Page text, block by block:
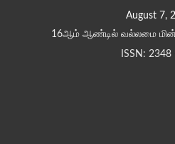
August 7,
16ஆம் ஆண்டில் வல்லமை
ISSN: 2348